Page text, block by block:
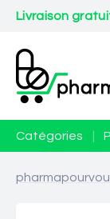
Livraison
Catégories